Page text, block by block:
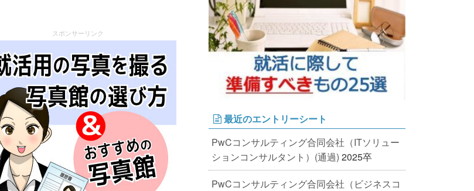
スポンサーリンク
最近のエントリーシート
PwCコンサルティング合同会社（ITソリュー
ションコンサルタント）(通過) 2025卒
PwCコンサルティング合同会社（ビジネスコ